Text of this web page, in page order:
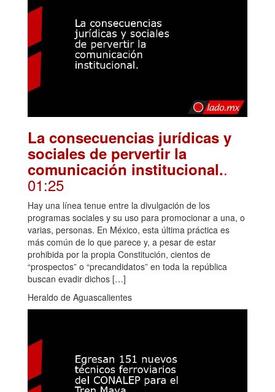
La consecuencias jurídicas y
sociales de pervertir la
comunicación institucional..
01:25
Hay una línea tenue entre la divulgación de los
programas sociales y su uso para promocionar a una, o
varias, personas. En México, esta última práctica es
más común de lo que parece y, a pesar de estar
prohibida por la propia Constitución, cientos de
“prospectos” o “precandidatos” en toda la república
buscan evadir dichos […]
Heraldo de Aguascalientes